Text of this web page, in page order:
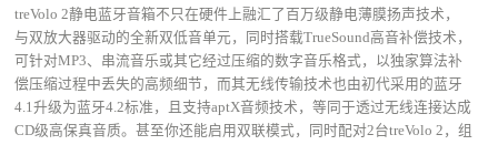
treVolo 2静电蓝牙音箱不只在硬件上融汇了百万级静电薄膜扬声技术，
与双放大器驱动的全新双低音单元，同时搭载TrueSound高音补偿技术，
可针对MP3、串流音乐或其它经过压缩的数字音乐格式，以独家算法补
偿压缩过程中丢失的高频细节，而其无线传输技术也由初代采用的蓝牙
4.1升级为蓝牙4.2标准，且支持aptX音频技术，等同于透过无线连接达成
CD级高保真音质。甚至你还能启用双联模式，同时配对2台treVolo 2，组